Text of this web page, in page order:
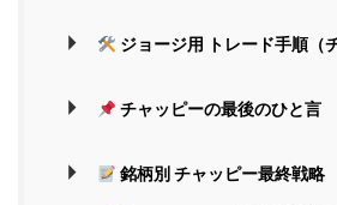
ジョージ用 トレード手順（
チャッピーの最後のひと言
銘柄別 チャッピー最終戦略